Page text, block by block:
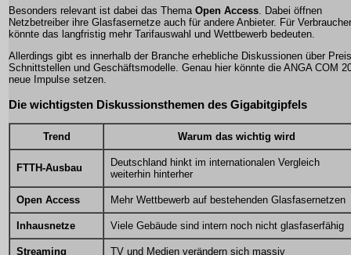
Besonders relevant ist dabei das Thema Open Access. Dabei öffnen
Netzbetreiber ihre Glasfasernetze auch für andere Anbieter. Für Verbraucher
könnte das langfristig mehr Tarifauswahl und Wettbewerb bedeuten.
Allerdings gibt es innerhalb der Branche erhebliche Diskussionen über
Schnittstellen und Geschäftsmodelle. Genau hier könnte die ANGA COM
neue Impulse setzen.
Die wichtigsten Diskussionsthemen des Gigabitgipfels
Trend Warum das wichtig wird
FTTH-Ausbau
Deutschland hinkt im internationalen Vergleich
weiterhin hinterher
Open Access Mehr Wettbewerb auf bestehenden Glasfasernetzen
Inhausnetze Viele Gebäude sind intern noch nicht glasfaserfähig
Streaming TV und Medien verändern sich massiv